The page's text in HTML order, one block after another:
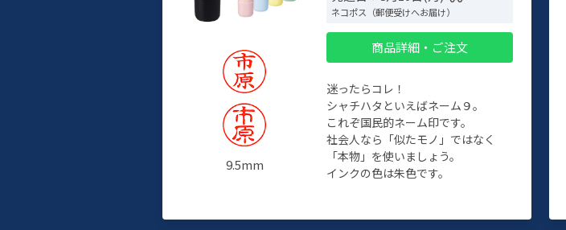
9.5mm
ネコポス（郵便受けへお届け）
商品詳細・ご注文
迷ったらコレ！
シャチハタといえばネーム９。
これぞ国民的ネーム印です。
社会人なら「似たモノ」ではなく
「本物」を使いましょう。
インクの色は朱色です。